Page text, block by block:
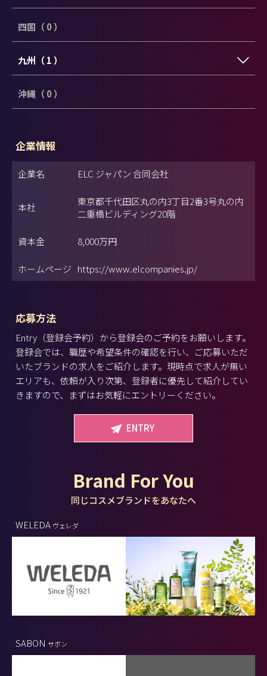
四国（ 0 ）
九州（ 1 ）
沖縄（ 0 ）
企業情報
企業名 ELC ジャパン 合同会社
本社
東京都千代田区丸の内3丁目2番3号丸の内
二重橋ビルディング20階
資本金 8,000万円
ホームページ https://www.elcompanies.jp/
応募方法
Entry（登録会予約）から登録会のご予約をお願いします。
登録会では、職歴や希望条件の確認を行い、ご応募いただ
いたブランドの求人をご紹介します。現時点で求人が無い
エリアも、依頼が入り次第、登録者に優先して紹介してい
きますので、まずはお気軽にエントリーください。
ENTRY
Brand For You
同じコスメブランドをあなたへ
WELEDA ヴェレダ
SABON サボン